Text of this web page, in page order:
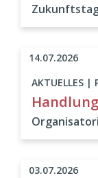
AKTUELLES |
14.07.2026
03.07.2026